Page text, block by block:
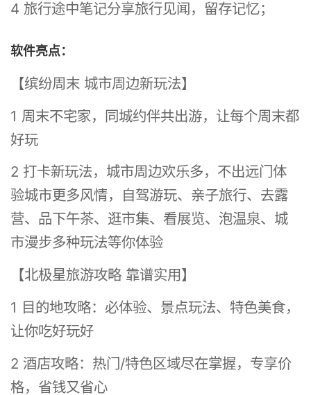
4 旅行途中笔记分享旅行见闻，留存记忆；
软件亮点：
【缤纷周末 城市周边新玩法】
1 周末不宅家，同城约伴共出游，让每个周末都
好玩
2 打卡新玩法，城市周边欢乐多，不出远门体
验城市更多风情，自驾游玩、亲子旅行、去露
营、品下午茶、逛市集、看展览、泡温泉、城
市漫步多种玩法等你体验
【北极星旅游攻略 靠谱实用】
1 目的地攻略：必体验、景点玩法、特色美食，
让你吃好玩好
2 酒店攻略：热门/特色区域尽在掌握，专享价
格，省钱又省心